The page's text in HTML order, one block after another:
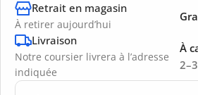
Retrait en magasin
À retirer aujourd’hui
Livraison
Notre coursier livrera à l’adresse
indiquée
À